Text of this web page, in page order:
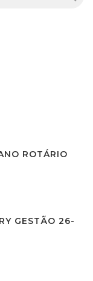
ROTÁRIO
GESTÃO 26-